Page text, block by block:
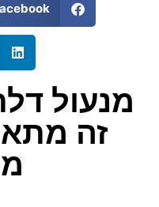
מנעול
זה